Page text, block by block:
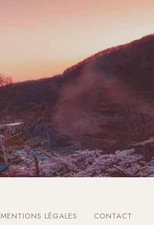
MENTIONS LÉGALES CONTACT